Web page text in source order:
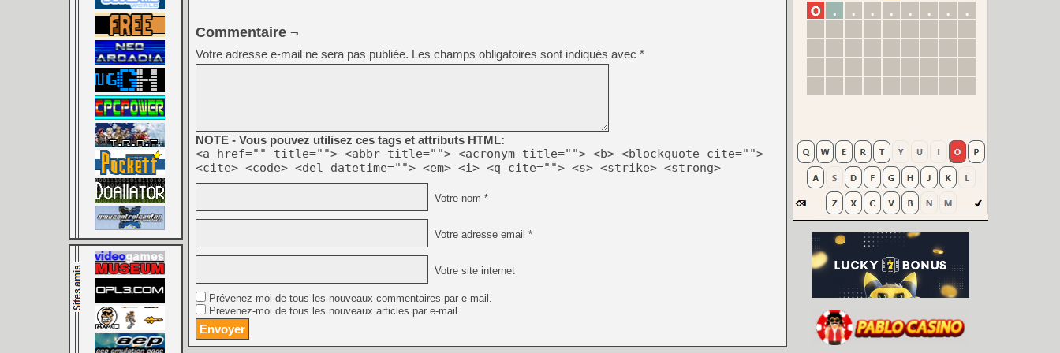
Commentaire ¬
Votre adresse e-mail ne sera pas publiée. Les champs obligatoires sont indiqués avec *
NOTE - Vous pouvez utilisez ces tags et attributs HTML:
<a href="" title=""> <abbr title=""> <acronym title=""> <b> <blockquote cite="">
<cite> <code> <del datetime=""> <em> <i> <q cite=""> <s> <strike> <strong>
Votre nom *
Votre adresse email *
Votre site internet
Prévenez-moi de tous les nouveaux commentaires par e-mail.
Prévenez-moi de tous les nouveaux articles par e-mail.